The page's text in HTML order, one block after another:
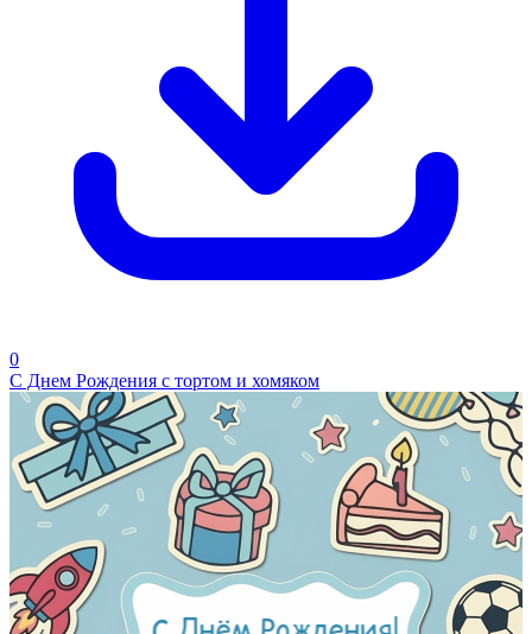
0
С Днем Рождения с тортом и хомяком